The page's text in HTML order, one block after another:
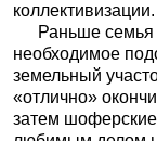
коллективизации.
Раньше семья
необходимое
земельный
«отлично»
затем